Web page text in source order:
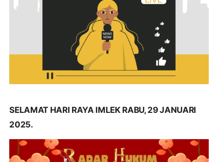
SELAMAT HARI RAYA IMLEK RABU, 29 JANUARI
2025.